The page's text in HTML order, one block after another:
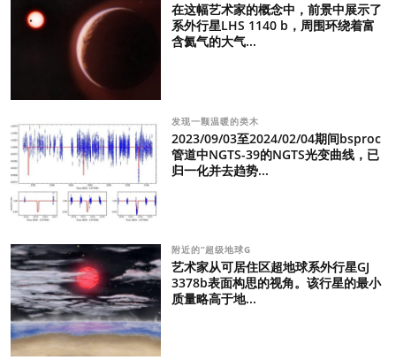
在这幅艺术家的概念中，前景中展示了
系外行星LHS 1140 b，周围环绕着富
含氦气的大气...
发现一颗温暖的类木
2023/09/03至2024/02/04期间bsproc
管道中NGTS-39的NGTS光变曲线，已
归一化并去趋势...
附近的“超级地球G
艺术家从可居住区超地球系外行星GJ
3378b表面构思的视角。该行星的最小
质量略高于地...